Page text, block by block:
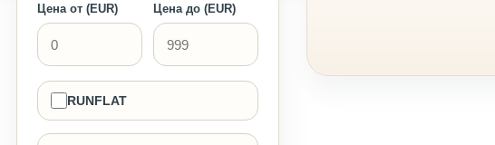
Цена от (EUR) Цена до (EUR)
RUNFLAT